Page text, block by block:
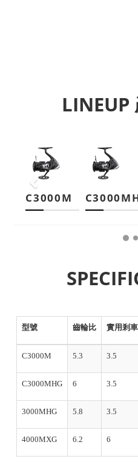
LINEUP
C3000M
Previous
型號 齒輪比 實用剎
C3000M 5.3 3.5
C3000MHG 6 3.5
3000MHG 5.8 3.5
4000MXG 6.2 6